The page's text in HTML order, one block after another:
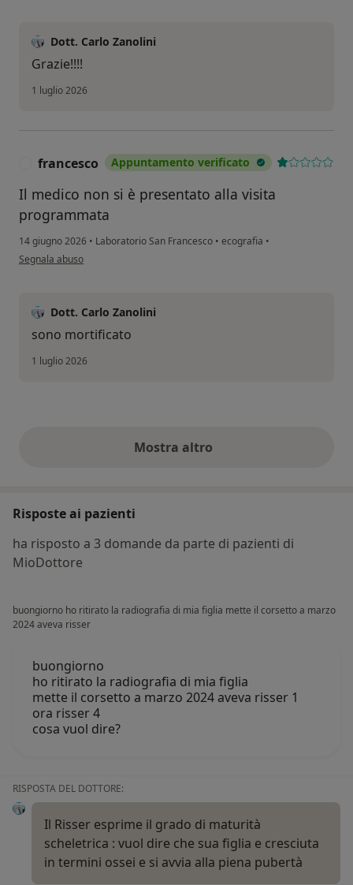
Dott. Carlo Zanolini
Grazie!!!!
1 luglio 2026
francesco Appuntamento verificato
Il medico non si è presentato alla visita
programmata
14 giugno 2026 • Laboratorio San Francesco • ecografia •
secondo l'opinione dell'utente francesco
Segnala abuso
Dott. Carlo Zanolini
sono mortificato
1 luglio 2026
Mostra altroopinioni di cui sopra
Risposte ai pazienti
ha risposto a 3 domande da parte di pazienti di
MioDottore
buongiorno ho ritirato la radiografia di mia figlia mette il corsetto a marzo
2024 aveva risser
buongiorno
ho ritirato la radiografia di mia figlia
mette il corsetto a marzo 2024 aveva risser 1
ora risser 4
cosa vuol dire?
RISPOSTA DEL DOTTORE:
Il Risser esprime il grado di maturità
scheletrica : vuol dire che sua figlia e cresciuta
in termini ossei e si avvia alla piena pubertà